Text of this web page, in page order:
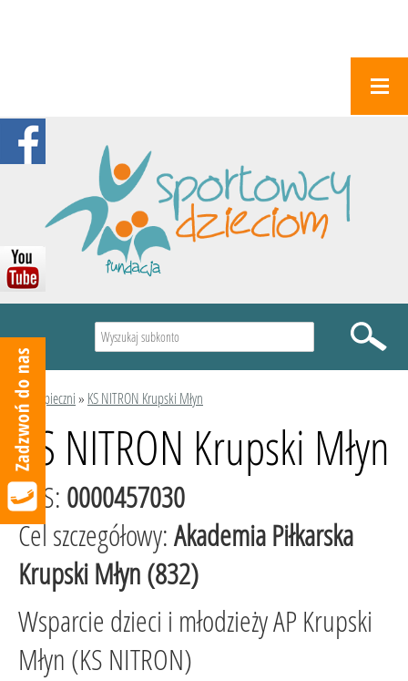
Podopieczni» KS NITRON Krupski Młyn
KS NITRON Krupski Młyn
KRS: 0000457030
Cel szczegółowy:Akademia Piłkarska
Krupski Młyn (832)
Wsparcie dzieci i młodzieży AP Krupski
Młyn (KS NITRON)